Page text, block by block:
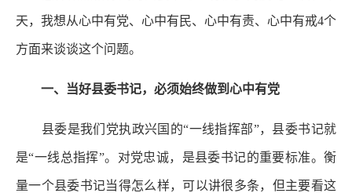
天，我想从心中有党、心中有民、心中有责、心中有戒4个
方面来谈谈这个问题。
一、当好县委书记，必须始终做到心中有党
县委是我们党执政兴国的“一线指挥部”，县委书记就
是“一线总指挥”。对党忠诚，是县委书记的重要标准。衡
量一个县委书记当得怎么样，可以讲很多条，但主要看这